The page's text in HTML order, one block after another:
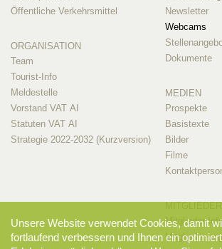
Öffentliche Verkehrsmittel
ORGANISATION
Team
Tourist-Info
Meldestelle
Vorstand VAT AI
Statuten VAT AI
Strategie 2022-2032 (Kurzversion)
Newsletter
Webcams
Dokumente
MEDIEN
Prospekte
Basistexte
Bilder
Filme
Mitglieder-
Mitglieder-
Unsere Website verwendet Cookies, damit
fortlaufend verbessern und Ihnen ein